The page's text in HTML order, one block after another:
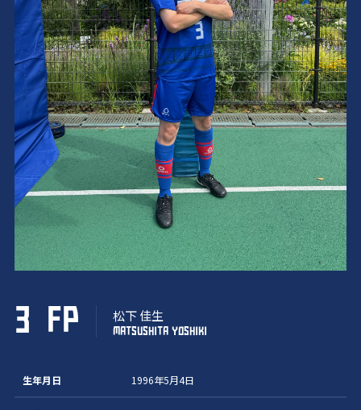
3 FP 松下 佳生
MATSUSHITA YOSHIKI
生年月日 1996年5月4日